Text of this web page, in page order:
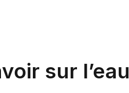
sur l’eau